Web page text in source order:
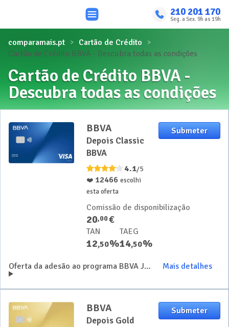
210 201 170
Seg. a Sex. 9h as 19h
comparamais.pt
Cartão de Crédito
Cartão de Crédito BBVA - Descubra todas as condições
Cartão de Crédito BBVA -
Descubra todas as condições
BBVA
Depois Classic
BBVA
4.1/5
❤️ 12466 escolhi
esta oferta
Comissão de disponibilização
20,00€
TAN
12,50%
TAEG
14,50%
Oferta da adesão ao programa BBVA Journey Mais detalhes
Submeter
BBVA
Depois Gold
Submeter